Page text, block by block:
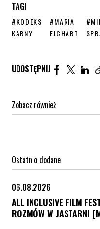
TAGI
STRONA TAGU WPISÓW
#KODEKS
KARNY
STRONA TAGU
#MARIA
EJCHART
UDOSTĘPNIJ Udostępnij
Zobacz również
Ostatnio dodane
06.08.2026
ALL INCLUSIVE FILM
ROZMÓW W JASTARNI